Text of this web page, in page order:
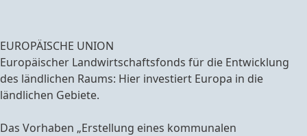
EUROPÄISCHE UNION
Europäischer Landwirtschaftsfonds für die Entwicklung
des ländlichen Raums: Hier investiert Europa in die
ländlichen Gebiete.
Das Vorhaben „Erstellung eines kommunalen